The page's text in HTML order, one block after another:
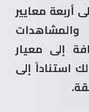
معايير
إلى معيار
استناداً إلى